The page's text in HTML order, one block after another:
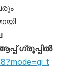
ഗ്രൂപ്പിൽ